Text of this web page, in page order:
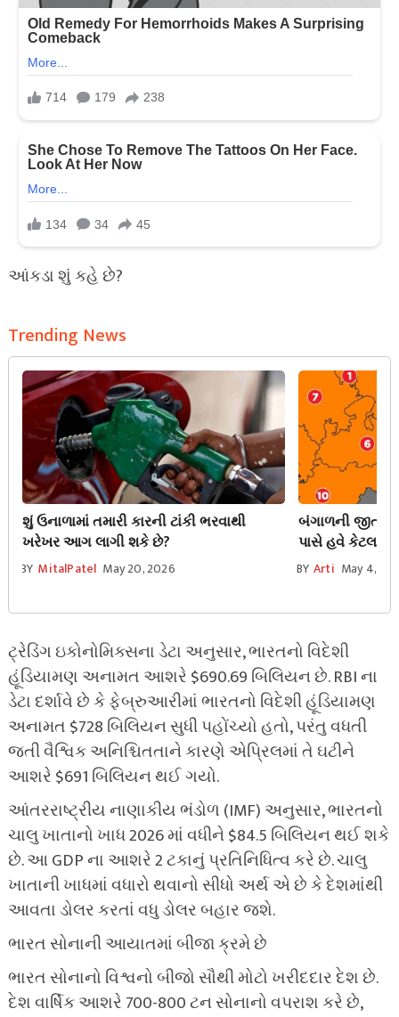
આંકડા શું કહે છે?
Trending News
શું ઉનાળામાં તમારી કારની ટાંકી ભરવાથી
ખરેખર આગ લાગી શકે છે?
BY MitalPatel May 20, 2026
બંગાળની જીત
પાસે હવે કેટલા
સમજો
BY Arti May 4,
ટ્રેડિંગ ઇકોનોમિક્સના ડેટા અનુસાર, ભારતનો વિદેશી
હૂંડિયામણ અનામત આશરે $690.69 બિલિયન છે. RBI ના
ડેટા દર્શાવે છે કે ફેબ્રુઆરીમાં ભારતનો વિદેશી હૂંડિયામણ
અનામત $728 બિલિયન સુધી પહોંચ્યો હતો, પરંતુ વધતી
જતી વૈશ્વિક અનિશ્ચિતતાને કારણે એપ્રિલમાં તે ઘટીને
આશરે $691 બિલિયન થઈ ગયો.
આંતરરાષ્ટ્રીય નાણાકીય ભંડોળ (IMF) અનુસાર, ભારતનો
ચાલુ ખાતાનો ખાધ 2026 માં વધીને $84.5 બિલિયન થઈ શકે
છે. આ GDP ના આશરે 2 ટકાનું પ્રતિનિધિત્વ કરે છે. ચાલુ
ખાતાની ખાધમાં વધારો થવાનો સીધો અર્થ એ છે કે દેશમાંથી
આવતા ડોલર કરતાં વધુ ડોલર બહાર જશે.
ભારત સોનાની આયાતમાં બીજા ક્રમે છે
ભારત સોનાનો વિશ્વનો બીજો સૌથી મોટો ખરીદદાર દેશ છે.
દેશ વાર્ષિક આશરે 700-800 ટન સોનાનો વપરાશ કરે છે,